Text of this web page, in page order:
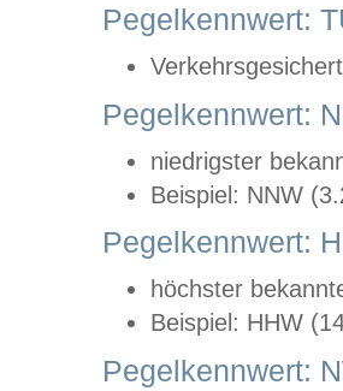
Pegelkennwert:
Pegelkennwert:
niedrigster
Beispiel: NNW
Pegelkennwert:
höchster
Beispiel: HHW
Pegelkennwert: